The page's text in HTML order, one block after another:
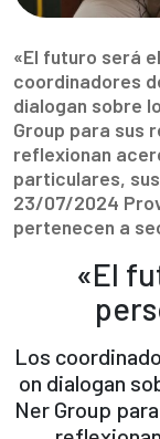
«El futuro será
coordinadores
dialogan sobre
Group para sus
reflexionan
particulares,
23/07/2024
pertenecen a
«El
Los
on dialogan
Ner Group